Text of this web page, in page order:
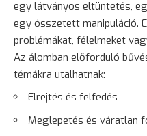
egy látványos eltüntetés,
egy összetett manipuláció.
problémákat, félelmeket
Az álomban előforduló
témákra utalhatnak:
Elrejtés és felfedés
Meglepetés és váratlan